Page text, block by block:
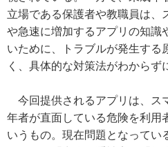
立場である保護者や教職員は、
や急速に増加するアプリの知識
いために、トラブルが発生する
く、具体的な対策法がわからず
今回提供されるアプリは、ス
年者が直面している危険を利用
いうもの。現在問題となってい